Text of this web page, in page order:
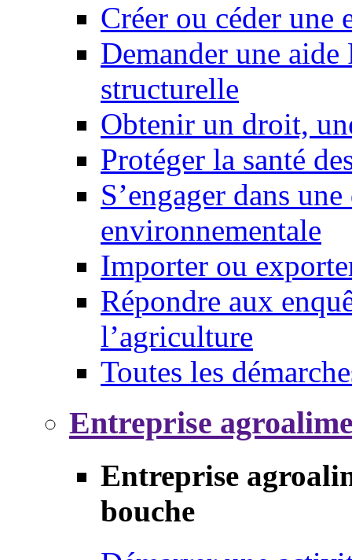
Créer ou céder une
Demander une
structurelle
Obtenir un droit,
Protéger la santé
S’engager dans
environnementale
Importer ou
Répondre aux
l’agriculture
Toutes les
Entreprise
Entreprise
bouche